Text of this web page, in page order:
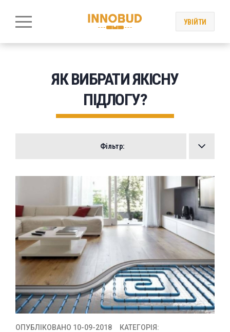
УВІЙТИ
ЯК ВИБРАТИ ЯКІСНУ
ПІДЛОГУ?
ОПУБЛІКОВАНО 10-09-2018
КАТЕГОРІЯ:
Фільтр: